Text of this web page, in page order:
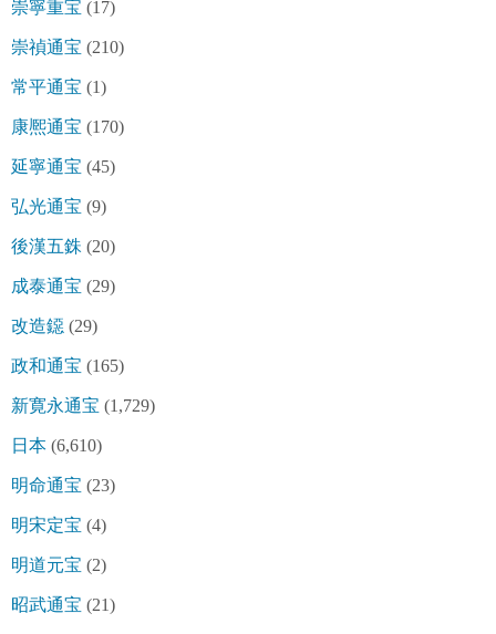
崇寧重宝 (17)
崇禎通宝 (210)
常平通宝 (1)
康熈通宝 (170)
延寧通宝 (45)
弘光通宝 (9)
後漢五銖 (20)
成泰通宝 (29)
改造鐚 (29)
政和通宝 (165)
新寛永通宝 (1,729)
日本 (6,610)
明命通宝 (23)
明宋定宝 (4)
明道元宝 (2)
昭武通宝 (21)